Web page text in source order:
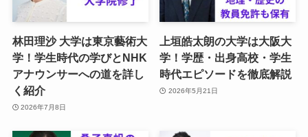
林田理沙 大学は東京藝術大
学！学生時代の学びとNHK
アナウンサーへの道を詳し
く紹介
2026年7月8日
上垣皓太朗の大学は大阪大
学！学歴・出身高校・学生
時代エピソードを徹底解説
2026年5月21日